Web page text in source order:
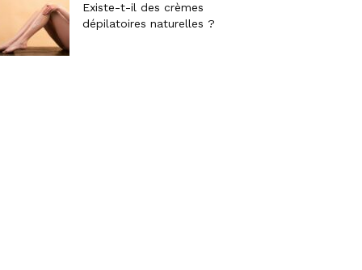
Existe-t-il des crèmes
dépilatoires naturelles ?